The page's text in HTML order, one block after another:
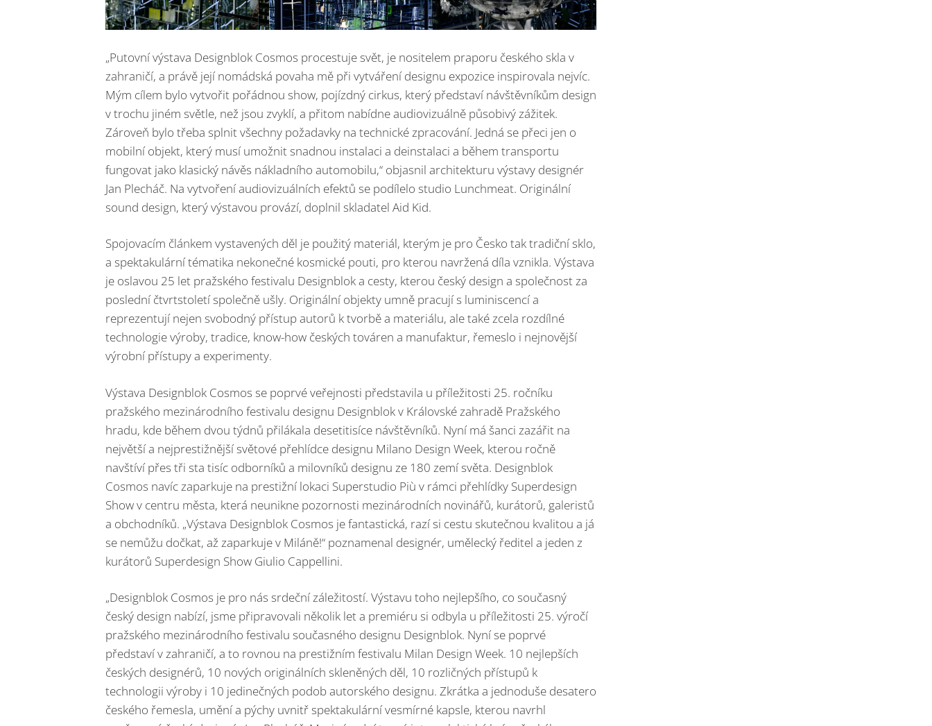
„Putovní výstava Designblok Cosmos procestuje svět, je nositelem praporu českého skla v
zahraničí, a právě její nomádská povaha mě při vytváření designu expozice inspirovala nejvíc.
Mým cílem bylo vytvořit pořádnou show, pojízdný cirkus, který představí návštěvníkům design
v trochu jiném světle, než jsou zvyklí, a přitom nabídne audiovizuálně působivý zážitek.
Zároveň bylo třeba splnit všechny požadavky na technické zpracování. Jedná se přeci jen o
mobilní objekt, který musí umožnit snadnou instalaci a deinstalaci a během transportu
fungovat jako klasický návěs nákladního automobilu,“ objasnil architekturu výstavy designér
Jan Plecháč. Na vytvoření audiovizuálních efektů se podílelo studio Lunchmeat. Originální
sound design, který výstavou provází, doplnil skladatel Aid Kid.
Spojovacím článkem vystavených děl je použitý materiál, kterým je pro Česko tak tradiční sklo,
a spektakulární tématika nekonečné kosmické pouti, pro kterou navržená díla vznikla. Výstava
je oslavou 25 let pražského festivalu Designblok a cesty, kterou český design a společnost za
poslední čtvrtstoletí společně ušly. Originální objekty umně pracují s luminiscencí a
reprezentují nejen svobodný přístup autorů k tvorbě a materiálu, ale také zcela rozdílné
technologie výroby, tradice, know-how českých továren a manufaktur, řemeslo i nejnovější
výrobní přístupy a experimenty.
Výstava Designblok Cosmos se poprvé veřejnosti představila u příležitosti 25. ročníku
pražského mezinárodního festivalu designu Designblok v Královské zahradě Pražského
hradu, kde během dvou týdnů přilákala desetitisíce návštěvníků. Nyní má šanci zazářit na
největší a nejprestižnější světové přehlídce designu Milano Design Week, kterou ročně
navštíví přes tři sta tisíc odborníků a milovníků designu ze 180 zemí světa. Designblok
Cosmos navíc zaparkuje na prestižní lokaci Superstudio Più v rámci přehlídky Superdesign
Show v centru města, která neunikne pozornosti mezinárodních novinářů, kurátorů, galeristů
a obchodníků. „Výstava Designblok Cosmos je fantastická, razí si cestu skutečnou kvalitou a já
se nemůžu dočkat, až zaparkuje v Miláně!“ poznamenal designér, umělecký ředitel a jeden z
kurátorů Superdesign Show Giulio Cappellini.
„Designblok Cosmos je pro nás srdeční záležitostí. Výstavu toho nejlepšího, co současný
český design nabízí, jsme připravovali několik let a premiéru si odbyla u příležitosti 25. výročí
pražského mezinárodního festivalu současného designu Designblok. Nyní se poprvé
představí v zahraničí, a to rovnou na prestižním festivalu Milan Design Week. 10 nejlepších
českých designérů, 10 nových originálních skleněných děl, 10 rozličných přístupů k
technologii výroby i 10 jedinečných podob autorského designu. Zkrátka a jednoduše desatero
českého řemesla, umění a pýchy uvnitř spektakulární vesmírné kapsle, kterou navrhl